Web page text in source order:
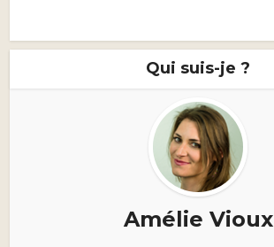
Qui suis-je ?
Amélie Vioux